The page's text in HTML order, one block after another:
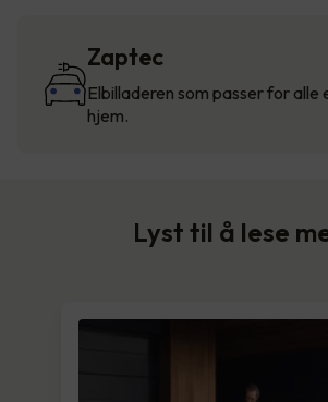
Zaptec
Elbilladeren som passer for alle
hjem.
Lyst til å lese